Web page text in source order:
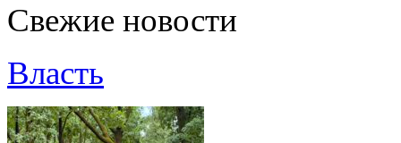
Свежие новости
Власть